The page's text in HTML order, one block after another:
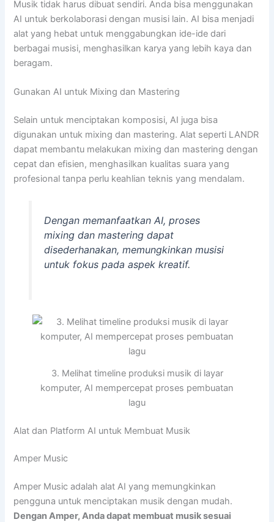
Musik tidak harus dibuat sendiri. Anda bisa menggunakan
AI untuk berkolaborasi dengan musisi lain. AI bisa menjadi
alat yang hebat untuk menggabungkan ide-ide dari
berbagai musisi, menghasilkan karya yang lebih kaya dan
beragam.
Gunakan AI untuk Mixing dan Mastering
Selain untuk menciptakan komposisi, AI juga bisa
digunakan untuk mixing dan mastering. Alat seperti LANDR
dapat membantu melakukan mixing dan mastering dengan
cepat dan efisien, menghasilkan kualitas suara yang
profesional tanpa perlu keahlian teknis yang mendalam.
Dengan memanfaatkan AI, proses
mixing dan mastering dapat
disederhanakan, memungkinkan musisi
untuk fokus pada aspek kreatif.
3. Melihat timeline produksi musik di layar
komputer, AI mempercepat proses pembuatan
lagu
Alat dan Platform AI untuk Membuat Musik
Amper Music
Amper Music adalah alat AI yang memungkinkan
pengguna untuk menciptakan musik dengan mudah.
Dengan Amper, Anda dapat membuat musik sesuai